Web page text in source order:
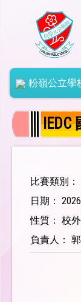
粉嶺公立學
IEDC
比賽類別
日期：
性質： 校
負責人：